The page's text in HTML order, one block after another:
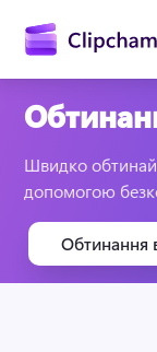
вмісту
Швидко
допомогою
Обтинання